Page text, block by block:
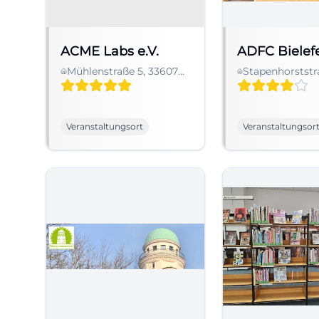
ACME Labs e.V.
Mühlenstraße 5, 33607
Bielefeld, Deutschland
Veranstaltungsort
ADFC
33615 Bielefeld,
Veranstaltungsort